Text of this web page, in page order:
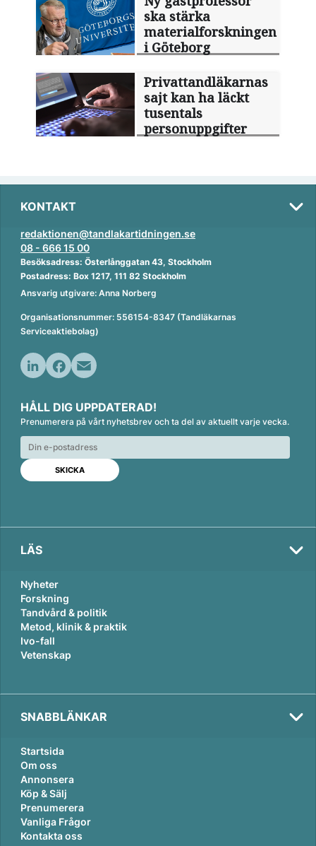
ska stärka
materialforskningen
i Göteborg
Privattandläkarnas
sajt kan ha läckt
tusentals
personuppgifter
KONTAKT
redaktionen@tandlakartidningen.se
08 - 666 15 00
Besöksadress: Österlånggatan 43, Stockholm
Postadress: Box 1217, 111 82 Stockholm
Ansvarig utgivare: Anna Norberg
Organisationsnummer: 556154-8347 (Tandläkarnas
Serviceaktiebolag)
n
k
e
d
n
c
e
b
o
o
k
a
i
l
HÅLL DIG UPPDATERAD!
Prenumerera på vårt nyhetsbrev och ta del av aktuellt varje vecka.
LÄS
Nyheter
Forskning
Tandvård & politik
Metod, klinik & praktik
Ivo-fall
Vetenskap
SNABBLÄNKAR
Startsida
Om oss
Annonsera
Köp & Sälj
Prenumerera
Vanliga Frågor
Kontakta oss